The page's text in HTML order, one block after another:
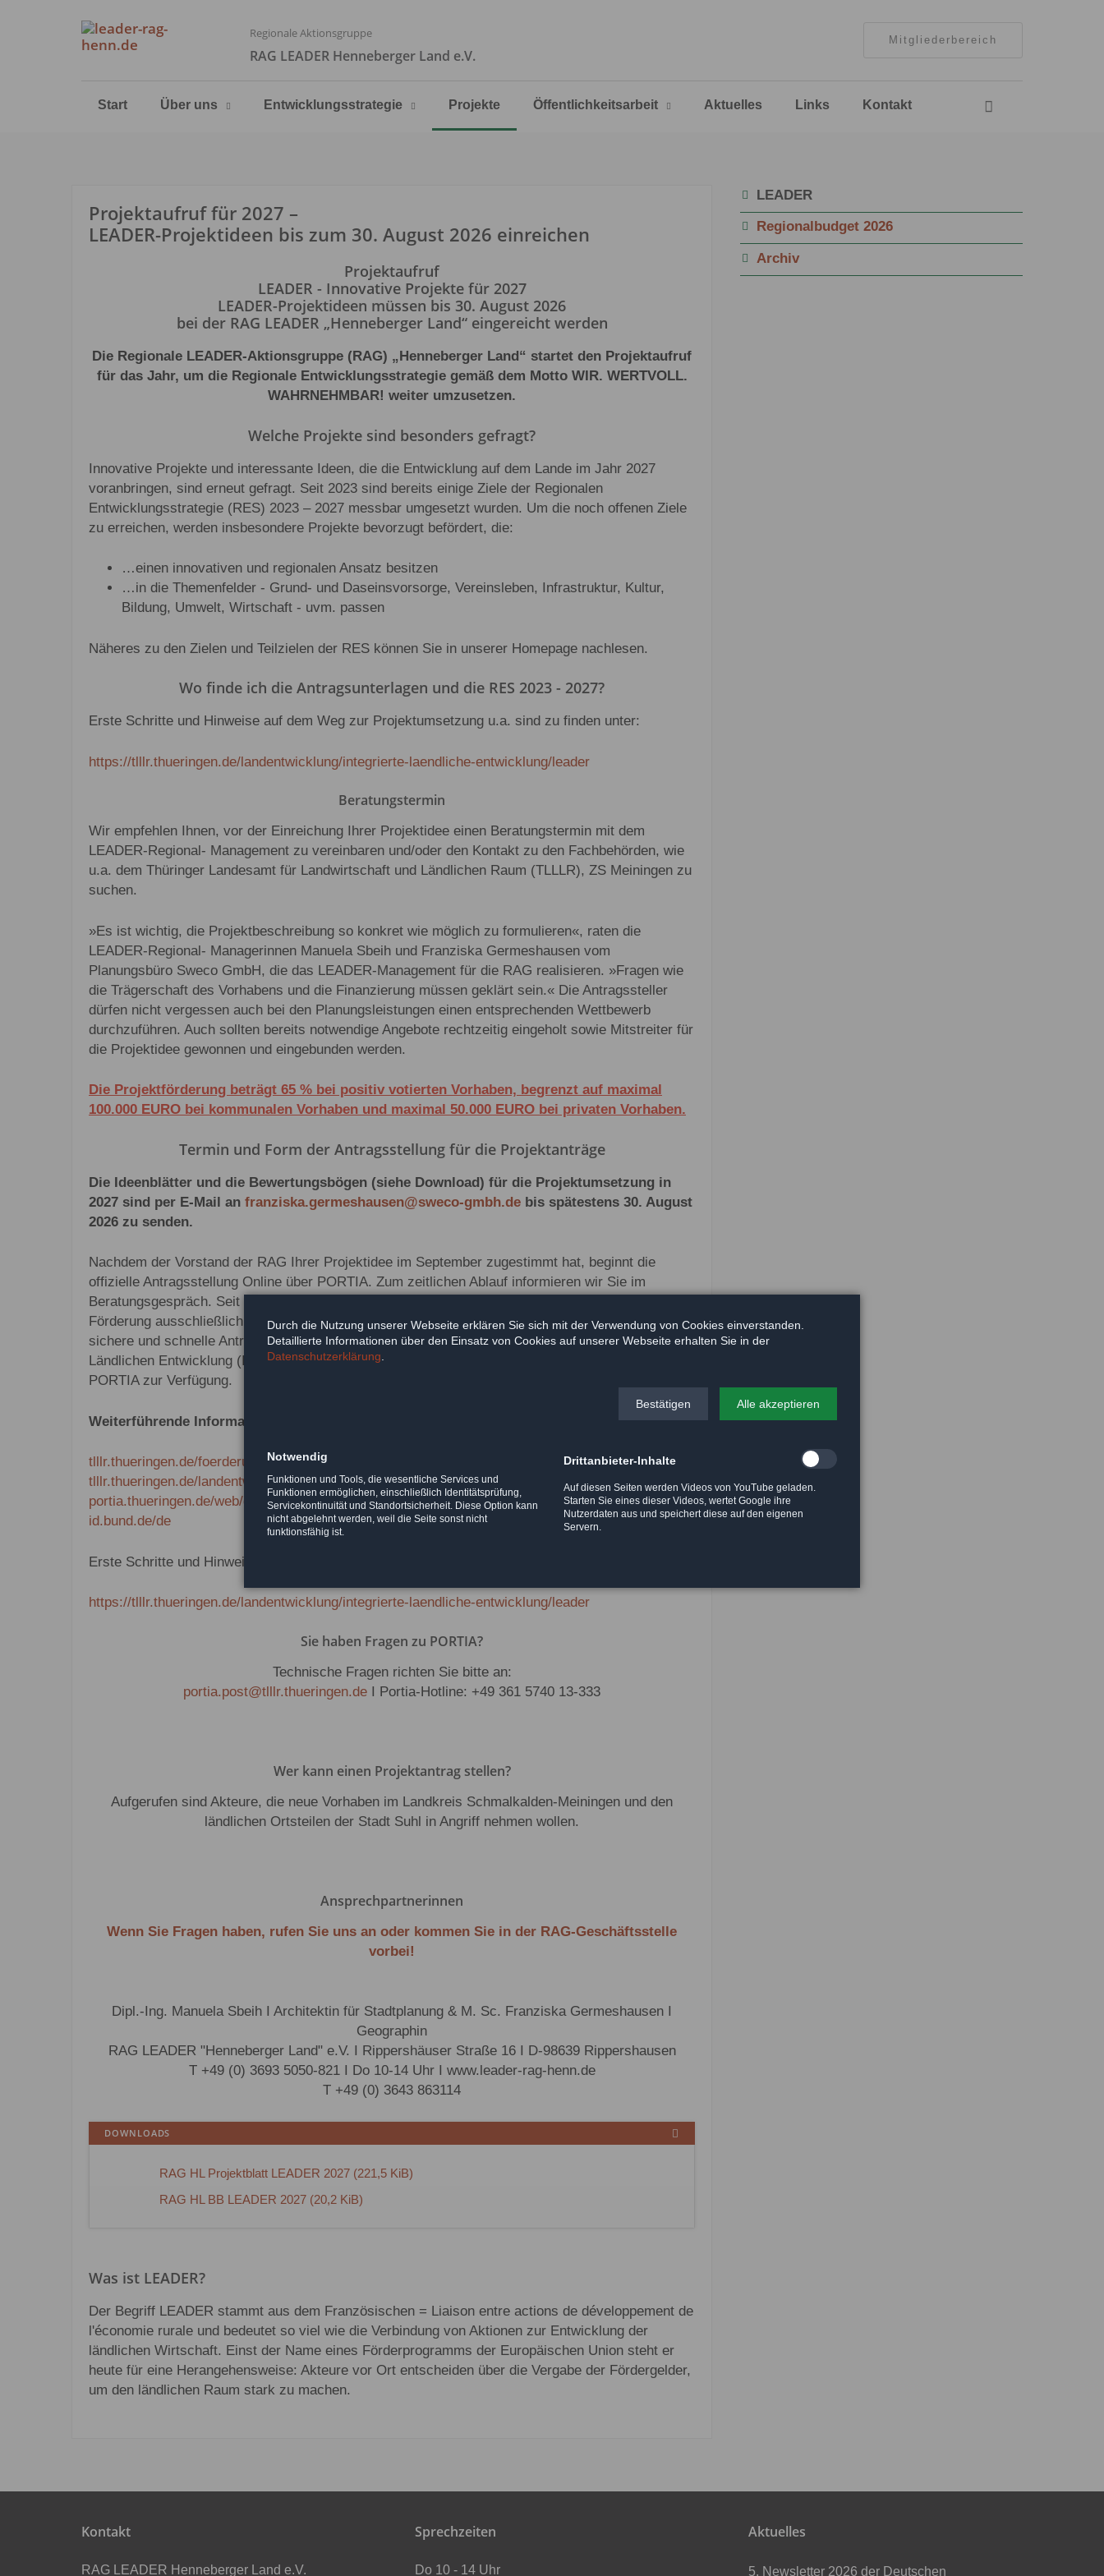
Regionale Aktionsgruppe
RAG LEADER Henneberger Land e.V.
Mitgliederbereich
überspringen
Start Über uns Entwicklungsstrategie Projekte Öffentlichkeitsarbeit Aktuelles Links Kontakt
Projektaufruf für 2027 –
LEADER-Projektideen bis zum 30. August 2026 einreichen
Projektaufruf
LEADER - Innovative Projekte für 2027
LEADER-Projektideen müssen bis 30. August 2026
bei der RAG LEADER „Henneberger Land“ eingereicht werden
Die Regionale LEADER-Aktionsgruppe (RAG) „Henneberger Land“ startet den Projektaufruf
für das Jahr, um die Regionale Entwicklungsstrategie gemäß dem Motto WIR. WERTVOLL.
WAHRNEHMBAR! weiter umzusetzen.
Welche Projekte sind besonders gefragt?
Innovative Projekte und interessante Ideen, die die Entwicklung auf dem Lande im Jahr 2027
voranbringen, sind erneut gefragt. Seit 2023 sind bereits einige Ziele der Regionalen
Entwicklungsstrategie (RES) 2023 – 2027 messbar umgesetzt wurden. Um die noch offenen Ziele
zu erreichen, werden insbesondere Projekte bevorzugt befördert, die:
…einen innovativen und regionalen Ansatz besitzen
…in die Themenfelder - Grund- und Daseinsvorsorge, Vereinsleben, Infrastruktur, Kultur,
Bildung, Umwelt, Wirtschaft - uvm. passen
Näheres zu den Zielen und Teilzielen der RES können Sie in unserer Homepage nachlesen.
Wo finde ich die Antragsunterlagen und die RES 2023 - 2027?
Erste Schritte und Hinweise auf dem Weg zur Projektumsetzung u.a. sind zu finden unter:
https://tlllr.thueringen.de/landentwicklung/integrierte-laendliche-entwicklung/leader
Beratungstermin
Wir empfehlen Ihnen, vor der Einreichung Ihrer Projektidee einen Beratungstermin mit dem
LEADER-Regional- Management zu vereinbaren und/oder den Kontakt zu den Fachbehörden, wie
u.a. dem Thüringer Landesamt für Landwirtschaft und Ländlichen Raum (TLLLR), ZS Meiningen zu
suchen.
»Es ist wichtig, die Projektbeschreibung so konkret wie möglich zu formulieren«, raten die
LEADER-Regional- Managerinnen Manuela Sbeih und Franziska Germeshausen vom
Planungsbüro Sweco GmbH, die das LEADER-Management für die RAG realisieren. »Fragen wie
die Trägerschaft des Vorhabens und die Finanzierung müssen geklärt sein.« Die Antragssteller
dürfen nicht vergessen auch bei den Planungsleistungen einen entsprechenden Wettbewerb
durchzuführen. Auch sollten bereits notwendige Angebote rechtzeitig eingeholt sowie Mitstreiter für
die Projektidee gewonnen und eingebunden werden.
Die Projektförderung beträgt 65 % bei positiv votierten Vorhaben, begrenzt auf maximal
100.000 EURO bei kommunalen Vorhaben und maximal 50.000 EURO bei privaten Vorhaben.
Termin und Form der Antragsstellung für die Projektanträge
Die Ideenblätter und die Bewertungsbögen (siehe Download) für die Projektumsetzung in
2027 sind per E-Mail an franziska.germeshausen@sweco-gmbh.de bis spätestens 30. August
2026 zu senden.
Nachdem der Vorstand der RAG Ihrer Projektidee im September zugestimmt hat, beginnt die
offizielle Antragsstellung Online über PORTIA. Zum zeitlichen Ablauf informieren wir Sie im
Beratungsgespräch. Seit dem 01.01.2025 ist in Thüringen die Antragsstellung für die LEADER-
Förderung ausschließlich über das Online-Antragsverfahren möglich. Ziel ist es eine digitale,
sichere und schnelle Antragsstellung und Bearbeitung zu ermöglichen. Im Bereich der Integrierten
Ländlichen Entwicklung (ILE) steht ab sofort das Online- Antragsverfahren über das digitale Portal
PORTIA zur Verfügung.
Weiterführende Informationen zu PORTIA
tlllr.thueringen.de/foerderung/portia
tlllr.thueringen.de/landentwicklung/integrierte-laendliche-entwicklung
portia.thueringen.de/web/guest/logininfo
id.bund.de/de
Erste Schritte und Hinweise auf dem Weg zur Projektumsetzung u.a. sind zu finden unter:
https://tlllr.thueringen.de/landentwicklung/integrierte-laendliche-entwicklung/leader
Sie haben Fragen zu PORTIA?
Technische Fragen richten Sie bitte an:
portia.post@tlllr.thueringen.de I Portia-Hotline: +49 361 5740 13-333
Wer kann einen Projektantrag stellen?
Aufgerufen sind Akteure, die neue Vorhaben im Landkreis Schmalkalden-Meiningen und den
ländlichen Ortsteilen der Stadt Suhl in Angriff nehmen wollen.
Ansprechpartnerinnen
Wenn Sie Fragen haben, rufen Sie uns an oder kommen Sie in der RAG-Geschäftsstelle
vorbei!
Dipl.-Ing. Manuela Sbeih I Architektin für Stadtplanung & M. Sc. Franziska Germeshausen I
Geographin
RAG LEADER "Henneberger Land" e.V. I Rippershäuser Straße 16 I D-98639 Rippershausen
T +49 (0) 3693 5050-821 I Do 10-14 Uhr I www.leader-rag-henn.de
T +49 (0) 3643 863114
DOWNLOADS
RAG HL Projektblatt LEADER 2027 (221,5 KiB)
RAG HL BB LEADER 2027 (20,2 KiB)
Was ist LEADER?
Der Begriff LEADER stammt aus dem Französischen = Liaison entre actions de développement de
l'économie rurale und bedeutet so viel wie die Verbindung von Aktionen zur Entwicklung der
ländlichen Wirtschaft. Einst der Name eines Förderprogramms der Europäischen Union steht er
heute für eine Herangehensweise: Akteure vor Ort entscheiden über die Vergabe der Fördergelder,
um den ländlichen Raum stark zu machen.
Navigation
überspringen
LEADER
Regionalbudget 2026
Archiv
Kontakt
RAG LEADER Henneberger Land e.V.
Sprechzeiten
Do 10 - 14 Uhr
Aktuelles
5. Newsletter 2026 der Deutschen
Durch die Nutzung unserer Webseite erklären Sie sich mit der Verwendung von Cookies einverstanden.
Detaillierte Informationen über den Einsatz von Cookies auf unserer Webseite erhalten Sie in der
Datenschutzerklärung
Bestätigen Alle akzeptieren
Notwendig
Funktionen und Tools, die wesentliche Services und
Funktionen ermöglichen, einschließlich Identitätsprüfung,
Servicekontinuität und Standortsicherheit. Diese Option kann
nicht abgelehnt werden, weil die Seite sonst nicht
funktionsfähig ist.
Drittanbieter-Inhalte
Auf diesen Seiten werden Videos von YouTube geladen.
Starten Sie eines dieser Videos, wertet Google ihre
Nutzerdaten aus und speichert diese auf den eigenen
Servern.